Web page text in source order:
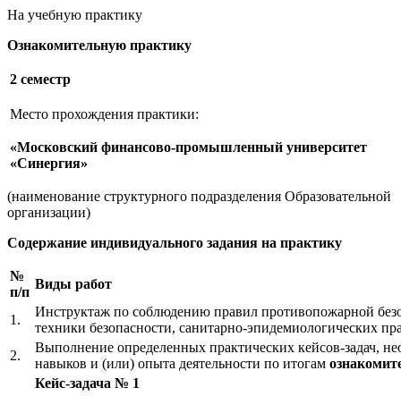
На учебную практику
Ознакомительную практику
2 семестр
Место прохождения практики:
«Московский финансово-промышленный университет
«Синергия»
(наименование структурного подразделения Образовательной
организации)
Содержание индивидуального задания на практику
№
п/п
Виды работ
1.
Инструктаж по соблюдению правил противопожарной
техники безопасности, санитарно-эпидемиологических
2.
Выполнение определенных практических кейсов-задач,
навыков и (или) опыта деятельности по итогам
Кейс-задача № 1